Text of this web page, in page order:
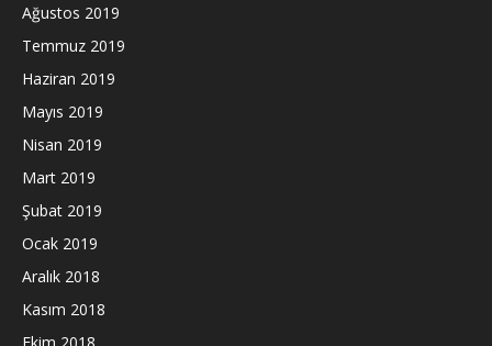
Ağustos 2019
Temmuz 2019
Haziran 2019
Mayıs 2019
Nisan 2019
Mart 2019
Şubat 2019
Ocak 2019
Aralık 2018
Kasım 2018